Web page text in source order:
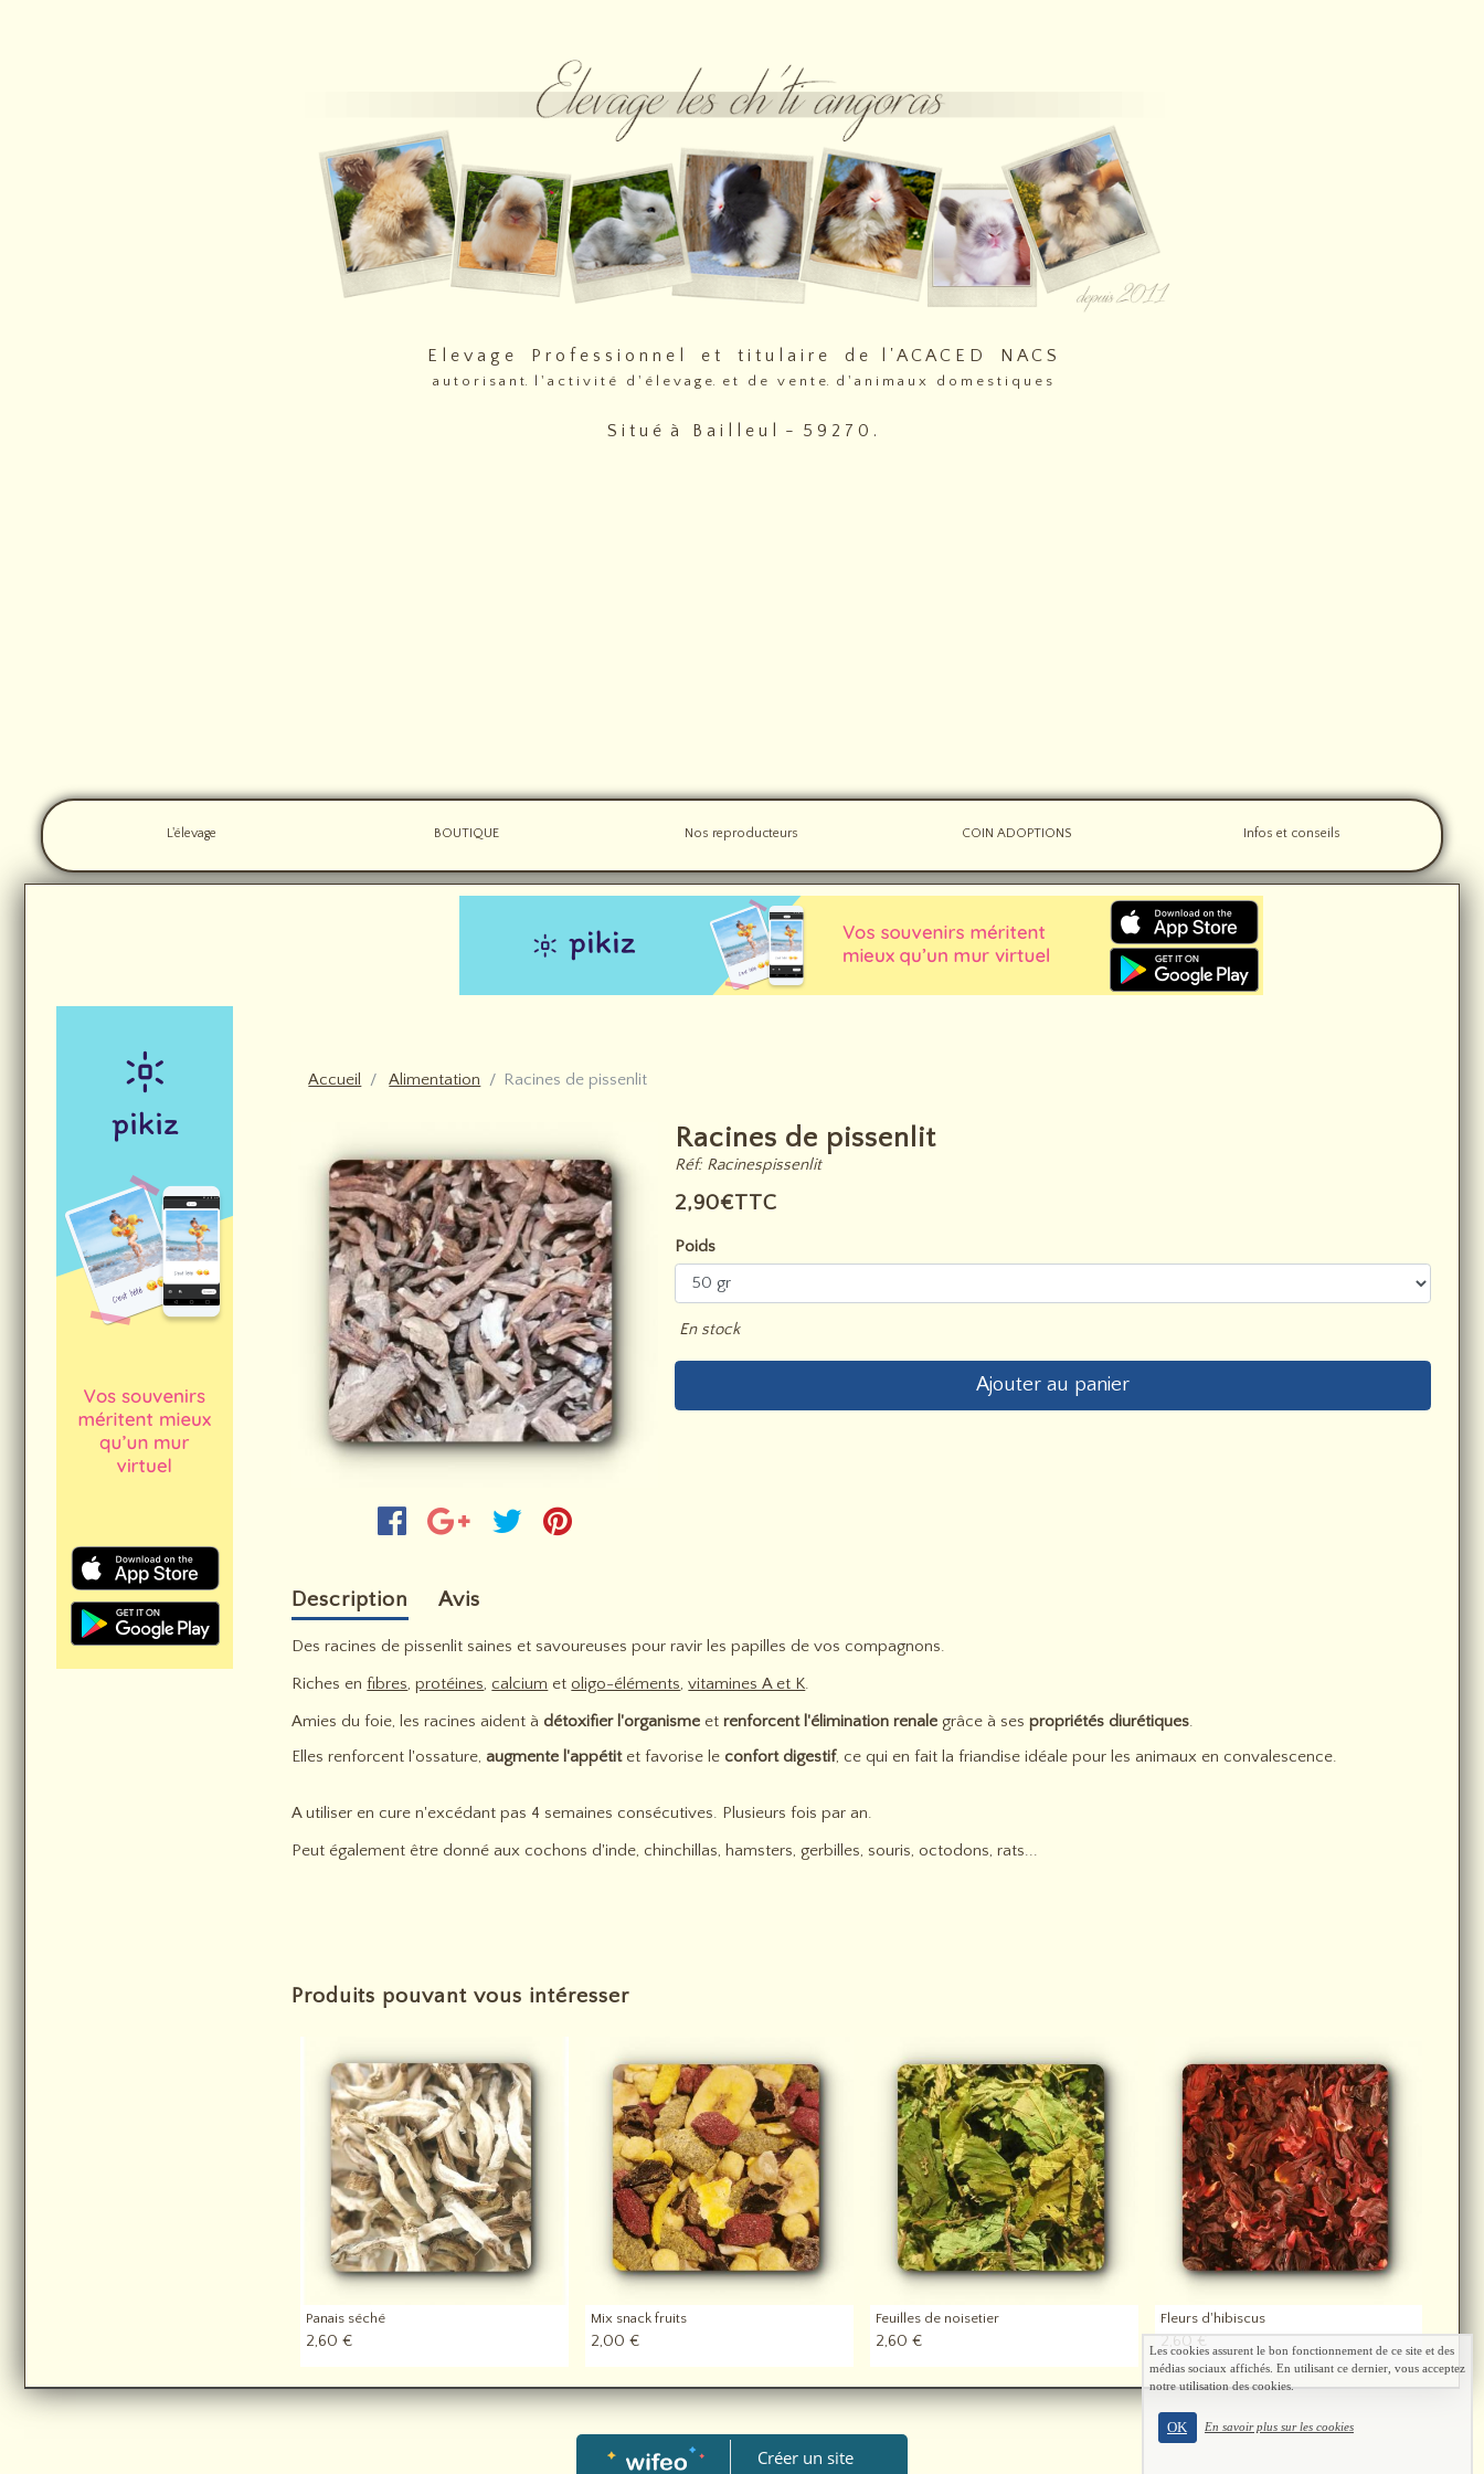
E l e v a g e P r o f e s s i o n n e l e t t i t u l a i r e d e l ' A C A C E D N A C S
a u t o r i s a n t. l ' a c t i v i t é d ' é l e v a g e. e t d e v e n t e. d ' a n i m a u x d o m e s t i q u e s
S i t u é à B a i l l e u l - 5 9 2 7 0 .
L'élevage BOUTIQUE Nos reproducteurs COIN ADOPTIONS Infos et conseils
Accueil Alimentation Racines de pissenlit
Racines de pissenlit
Réf: Racinespissenlit
2,90€TTC
Poids
En stock
Ajouter au panier
Description Avis
Des racines de pissenlit saines et savoureuses pour ravir les papilles de vos compagnons.
Riches enfibres,protéines, calcium et oligo-éléments,vitamines A et K.
Amies du foie, les racines aident à détoxifier l'organisme etrenforcent l'élimination renale grâce à sespropriétés diurétiques.
Elles renforcent l'ossature, augmente l'appétitet favorise le confort digestif, ce qui en fait la friandise idéale pour les animaux en convalescence.
A utiliser en cure n'excédant pas 4 semaines consécutives. Plusieurs fois par an.
Peut également être donné aux cochons d'inde, chinchillas, hamsters, gerbilles, souris, octodons, rats...
Produits pouvant vous intéresser
Panais séché
2,60 €
Mix snack fruits
2,00 €
Feuilles de noisetier
2,60 €
Fleurs d'hibiscus
2,60 €
Créer un site
Les cookies assurent le bon fonctionnement de ce site et des
médias sociaux affichés. En utilisant ce dernier, vous acceptez
notre utilisation des cookies.
OK En savoir plus sur les cookies